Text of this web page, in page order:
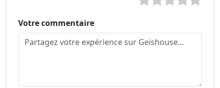
Votre commentaire